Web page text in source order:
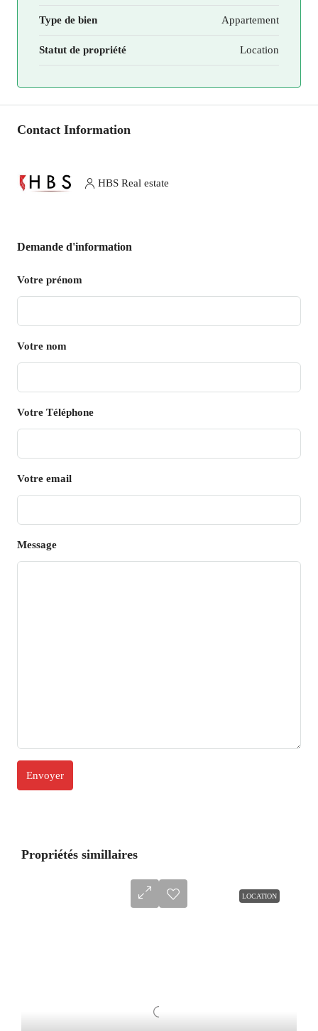
Type de bien Appartement
Statut de propriété Location
Contact Information
HBS Real estate
Demande d'information
Votre prénom
Votre nom
Votre Téléphone
Votre email
Message
Propriétés simillaires
LOCATION